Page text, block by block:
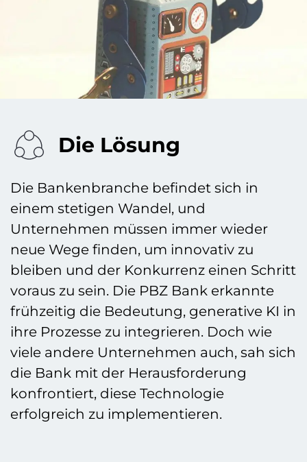
Die Lösung
Die Bankenbranche befindet sich in
einem stetigen Wandel, und
Unternehmen müssen immer wieder
neue Wege finden, um innovativ zu
bleiben und der Konkurrenz einen Schritt
voraus zu sein. Die PBZ Bank erkannte
frühzeitig die Bedeutung, generative KI in
ihre Prozesse zu integrieren. Doch wie
viele andere Unternehmen auch, sah sich
die Bank mit der Herausforderung
konfrontiert, diese Technologie
erfolgreich zu implementieren.